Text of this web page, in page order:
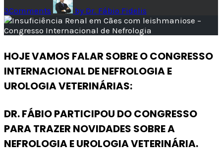
3Comments by Dr. Fábio Fidelis
HOJE VAMOS FALAR SOBRE O CONGRESSO
INTERNACIONAL DE NEFROLOGIA E
UROLOGIA VETERINÁRIAS:
DR. FÁBIO PARTICIPOU DO CONGRESSO
PARA TRAZER NOVIDADES SOBRE A
NEFROLOGIA E UROLOGIA VETERINÁRIA.